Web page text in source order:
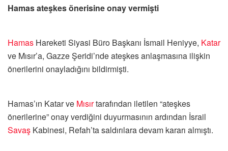
Hamas ateşkes önerisine onay vermişti
Hamas Hareketi Siyasi Büro Başkanı İsmail Heniyye, Katar
ve Mısır’a, Gazze Şeridi’nde ateşkes anlaşmasına ilişkin
önerilerini onayladığını bildirmişti.
Hamas’ın Katar ve Mısırtarafından iletilen “ateşkes
önerilerine” onay verdiğini duyurmasının ardından İsrail
Savaş Kabinesi, Refah’ta saldırılara devam kararı almıştı.